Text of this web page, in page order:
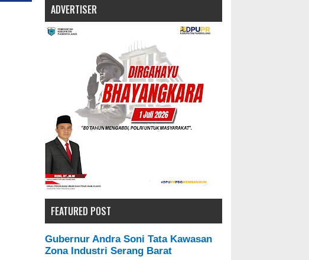
ADVERTISER
FEATURED POST
Gubernur Andra Soni Tata Kawasan
Zona Industri Serang Barat